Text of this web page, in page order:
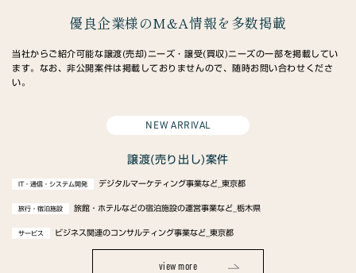
優良企業様のM&A情報を多数掲載
当社からご紹介可能な譲渡(売却)ニーズ・譲受(買収)ニーズの一部を掲載してい
ます。なお、非公開案件は掲載しておりませんので、随時お問い合わせくださ
い。
NEW ARRIVAL
譲渡(売り出し)案件
IT・通信・システム開発 デジタルマーケティング事業など_東京都
旅行・宿泊施設 旅館・ホテルなどの宿泊施設の運営事業など_栃木県
サービス ビジネス関連のコンサルティング事業など_東京都
view more